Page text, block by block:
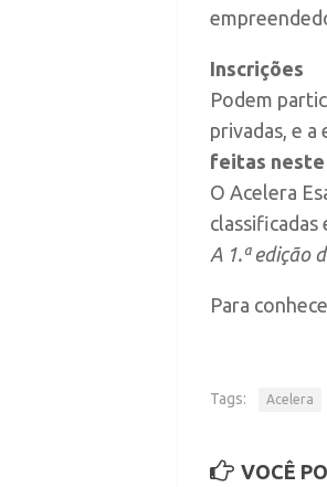
Inscrições
Podem
privadas, e
feitas neste
O Acelera
A 1.ª edição
Para
Tags: Acelera
VOCÊ